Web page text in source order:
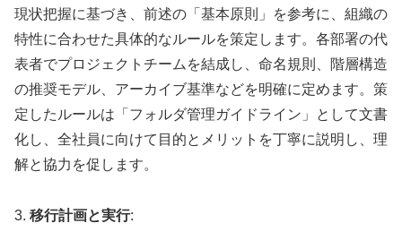
現状把握に基づき、前述の「基本原則」を参考に、組織の
特性に合わせた具体的なルールを策定します。各部署の代
表者でプロジェクトチームを結成し、命名規則、階層構造
の推奨モデル、アーカイブ基準などを明確に定めます。策
定したルールは「フォルダ管理ガイドライン」として文書
化し、全社員に向けて目的とメリットを丁寧に説明し、理
解と協力を促します。
3. 移行計画と実行: